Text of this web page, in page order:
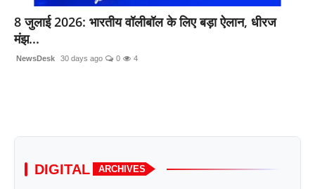
लाइफस्टाइल
मनोरंजन
बिज़नेस
8 जुलाई 2026: भारतीय वॉलीबॉल के लिए बड़ा ऐलान, धीरज
मंझ...
NewsDesk 30 days ago 0 4
DIGITAL ARCHIVES